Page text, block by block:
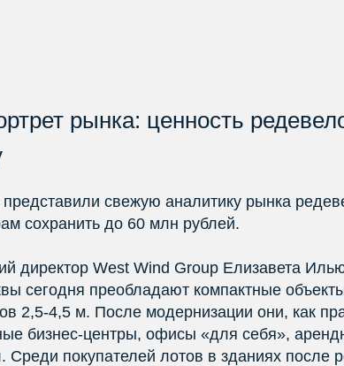
рынка: ценность
свежую аналитику рынка
сохранить до 60 млн рублей.
директор West Wind Group Елизавета
сегодня преобладают компактные
2,5-4,5 м. После модернизации они, как
бизнес‑центры, офисы «для себя»,
Среди покупателей лотов в зданиях после